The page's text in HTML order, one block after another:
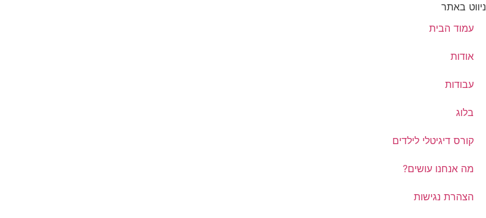
ניווט באתר
עמוד הבית
אודות
עבודות
בלוג
קורס דיגיטלי לילדים
מה אנחנו עושים?
הצהרת נגישות